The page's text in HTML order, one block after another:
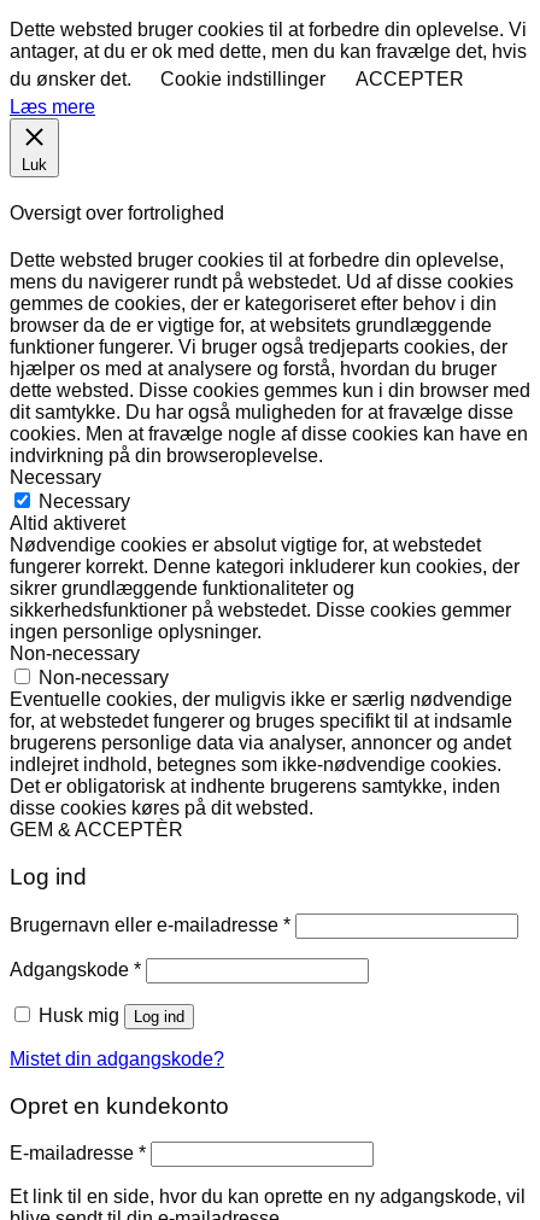
Dette websted bruger cookies til at forbedre din oplevelse. Vi
antager, at du er ok med dette, men du kan fravælge det, hvis
du ønsker det.
Cookie indstillinger
ACCEPTER
Læs mere
Luk
Oversigt over fortrolighed
Dette websted bruger cookies til at forbedre din oplevelse,
mens du navigerer rundt på webstedet. Ud af disse cookies
gemmes de cookies, der er kategoriseret efter behov i din
browser da de er vigtige for, at websitets grundlæggende
funktioner fungerer. Vi bruger også tredjeparts cookies, der
hjælper os med at analysere og forstå, hvordan du bruger
dette websted. Disse cookies gemmes kun i din browser med
dit samtykke. Du har også muligheden for at fravælge disse
cookies. Men at fravælge nogle af disse cookies kan have en
indvirkning på din browseroplevelse.
Necessary
Necessary
Altid aktiveret
Nødvendige cookies er absolut vigtige for, at webstedet
fungerer korrekt. Denne kategori inkluderer kun cookies, der
sikrer grundlæggende funktionaliteter og
sikkerhedsfunktioner på webstedet. Disse cookies gemmer
ingen personlige oplysninger.
Non-necessary
Non-necessary
Eventuelle cookies, der muligvis ikke er særlig nødvendige
for, at webstedet fungerer og bruges specifikt til at indsamle
brugerens personlige data via analyser, annoncer og andet
indlejret indhold, betegnes som ikke-nødvendige cookies.
Det er obligatorisk at indhente brugerens samtykke, inden
disse cookies køres på dit websted.
GEM & ACCEPTÈR
Log ind
Brugernavn eller e-mailadresse *Påkrævet
Adgangskode *Påkrævet
Husk mig Log ind
Mistet din adgangskode?
Opret en kundekonto
E-mailadresse *Påkrævet
Et link til en side, hvor du kan oprette en ny adgangskode, vil